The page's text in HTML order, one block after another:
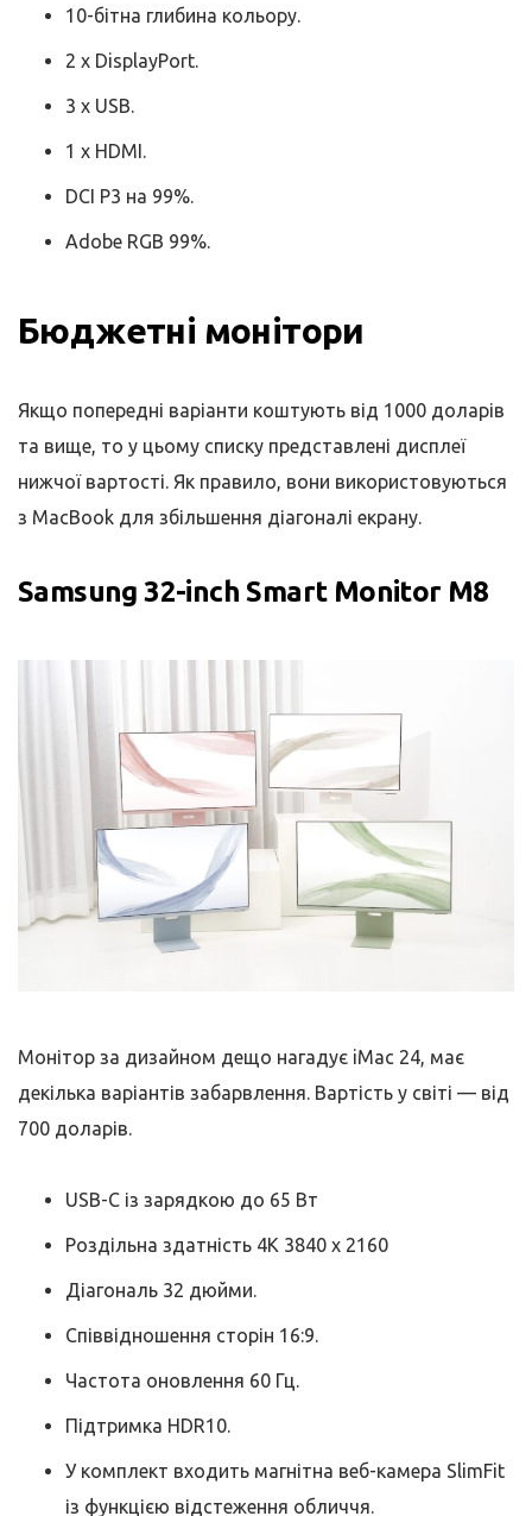
10-бітна глибина кольору.
2 x DisplayPort.
3 x USB.
1 x HDMI.
DCI P3 на 99%.
Adobe RGB 99%.
Бюджетні монітори
Якщо попередні варіанти коштують від 1000 доларів
та вище, то у цьому списку представлені дисплеї
нижчої вартості. Як правило, вони використовуються
з MacBook для збільшення діагоналі екрану.
Samsung 32-inch Smart Monitor M8
Монітор за дизайном дещо нагадує iMac 24, має
декілька варіантів забарвлення. Вартість у світі — від
700 доларів.
USB-C із зарядкою до 65 Вт
Роздільна здатність 4K 3840 x 2160
Діагональ 32 дюйми.
Співвідношення сторін 16:9.
Частота оновлення 60 Гц.
Підтримка HDR10.
У комплект входить магнітна веб-камера SlimFit
із функцією відстеження обличчя.